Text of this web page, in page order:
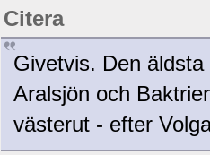
Citera
Givetvis. Den
Aralsjön och
västerut - efter